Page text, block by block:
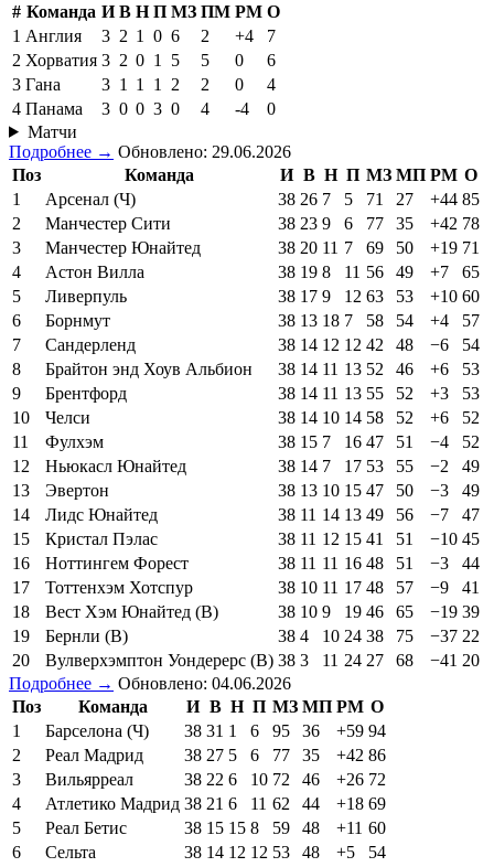
# Команда И В Н П МЗ ПМ РМ О
1 Англия 3 2 1 0 6 2 +4
7
2 Хорватия 3 2 0 1 5 5 0
6
3 Гана 3 1 1 1 2 2 0
4
4 Панама 3 0 0 3 0 4 -4
0
Матчи
Подробнее → Обновлено: 29.06.2026
Поз
Команда И В Н П МЗ МП РМ О
1
Арсенал (Ч) 38 26 7 5 71 27 +44 85
2
Манчестер Сити 38 23 9 6 77 35 +42 78
3
Манчестер Юнайтед 38 20 11 7 69 50 +19 71
4
Астон Вилла 38 19 8 11 56 49 +7
65
5
Ливерпуль 38 17 9 12 63 53 +10 60
6
Борнмут 38 13 18 7 58 54 +4
57
7
Сандерленд 38 14 12 12 42 48 −6
54
8
Брайтон энд Хоув Альбион 38 14 11 13 52 46 +6
53
9
Брентфорд 38 14 11 13 55 52 +3
53
10
Челси 38 14 10 14 58 52 +6
52
11
Фулхэм 38 15 7 16 47 51 −4
52
12
Ньюкасл Юнайтед 38 14 7 17 53 55 −2
49
13
Эвертон 38 13 10 15 47 50 −3
49
14
Лидс Юнайтед 38 11 14 13 49 56 −7
47
15
Кристал Пэлас 38 11 12 15 41 51 −10 45
16
Ноттингем Форест 38 11 11 16 48 51 −3
44
17
Тоттенхэм Хотспур 38 10 11 17 48 57 −9
41
18
Вест Хэм Юнайтед (В) 38 10 9 19 46 65 −19 39
19
Бернли (В) 38 4 10 24 38 75 −37 22
20
Вулверхэмптон Уондерерс (В) 38 3 11 24 27 68 −41 20
Подробнее → Обновлено: 04.06.2026
Поз
Команда И В Н П МЗ МП РМ О
1
Барселона (Ч) 38 31 1 6 95 36 +59 94
2
Реал Мадрид 38 27 5 6 77 35 +42 86
3
Вильярреал 38 22 6 10 72 46 +26 72
4
Атлетико Мадрид 38 21 6 11 62 44 +18 69
5
Реал Бетис 38 15 15 8 59 48 +11 60
6
Сельта 38 14 12 12 53 48 +5
54